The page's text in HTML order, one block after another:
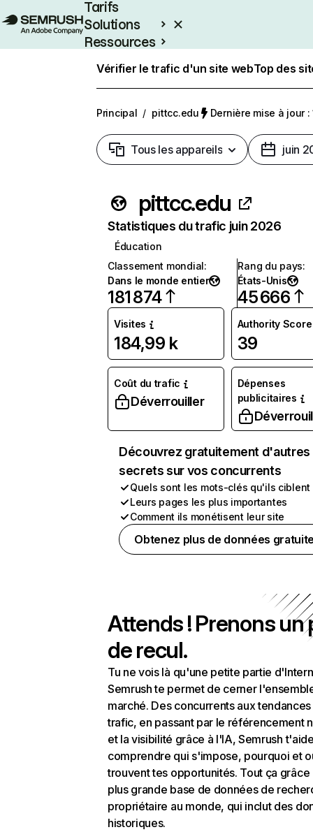
Tarifs
Solutions
Ressources
Vérifier le trafic d'un site webTop des
Principal / pittcc.edu Dernière mise à jour
Tous les appareils juin
pittcc.edu
Statistiques du trafic juin 2026
Éducation
Classement mondial:
Dans le monde entier
181 874
Rang du pays:
États-Unis
45 666
Visites
184,99 k
Authority Score
39
Coût du trafic
Déverrouiller
Dépenses
publicitaires
Découvrez gratuitement d'autres
secrets sur vos concurrents
Quels sont les mots-clés qu'ils ciblent
Leurs pages les plus importantes
Comment ils monétisent leur site
Obtenez plus de données
Attends ! Prenons un
de recul.
Tu ne vois là qu'une petite partie
Semrush te permet de cerner
marché. Des concurrents aux
trafic, en passant par le référencement
et la visibilité grâce à l'IA, Semrush
comprendre qui s'impose, pourquoi et
trouvent tes opportunités. Tout ça grâce
plus grande base de données de
propriétaire au monde, qui inclut des
historiques.